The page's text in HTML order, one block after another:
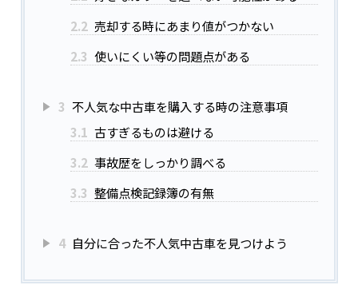
2.2 売却する時にあまり値がつかない
2.3 使いにくい等の問題点がある
3 不人気な中古車を購入する時の注意事項
3.1 古すぎるものは避ける
3.2 事故歴をしっかり調べる
3.3 整備点検記録簿の有無
4 自分に合った不人気中古車を見つけよう